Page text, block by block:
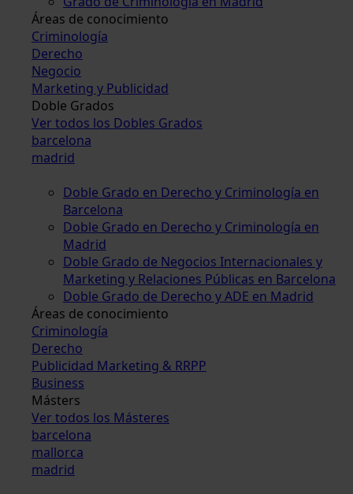
Áreas de conocimiento
Criminología
Derecho
Negocio
Marketing y Publicidad
Doble Grados
Ver todos los Dobles Grados
barcelona
madrid
Doble Grado en Derecho y Criminología en
Barcelona
Doble Grado en Derecho y Criminología en
Madrid
Doble Grado de Negocios Internacionales y
Marketing y Relaciones Públicas en Barcelona
Doble Grado de Derecho y ADE en Madrid
Áreas de conocimiento
Criminología
Derecho
Publicidad Marketing & RRPP
Business
Másters
Ver todos los Másteres
barcelona
mallorca
madrid